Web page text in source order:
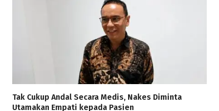
Tak Cukup Andal Secara Medis, Nakes Diminta
Utamakan Empati kepada Pasien